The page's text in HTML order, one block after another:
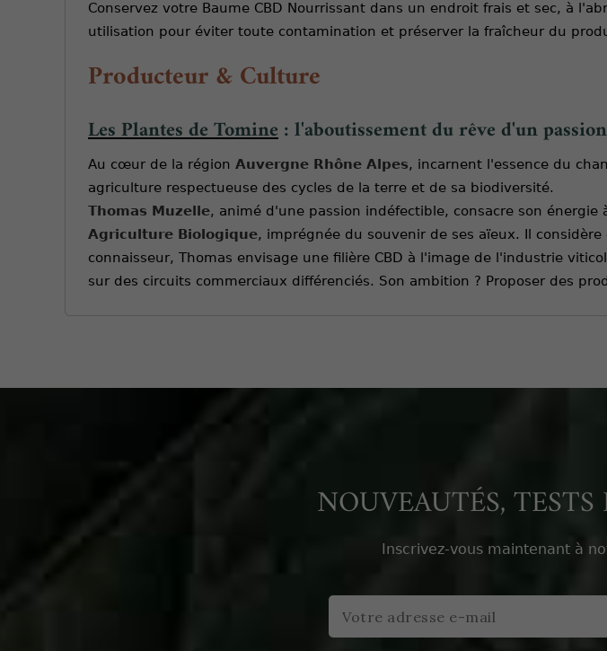
Conservez votre Baume CBD Nourrissant dans un endroit frais et sec, à
utilisation pour éviter toute contamination et préserver la fraîcheur du
Producteur & Culture
Les Plantes de Tomine: l'aboutissement du rêve d'un
Au cœur de la région Auvergne Rhône Alpes, incarnent l'essence du
agriculture respectueuse des cycles de la terre et de sa biodiversité.
Thomas Muzelle, animé d'une passion indéfectible, consacre son énergie
Agriculture Biologique, imprégnée du souvenir de ses aïeux. Il
connaisseur, Thomas envisage une filière CBD à l'image de l'industrie
sur des circuits commerciaux différenciés. Son ambition ? Proposer des
NOUVEAUTÉS,
Inscrivez-vous maintenant à